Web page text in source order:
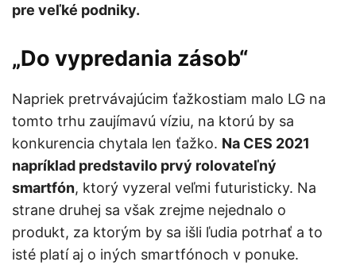
pre veľké podniky.
„Do vypredania zásob“
Napriek pretrvávajúcim ťažkostiam malo LG na
tomto trhu zaujímavú víziu, na ktorú by sa
konkurencia chytala len ťažko. Na CES 2021
napríklad predstavilo prvý rolovateľný
smartfón, ktorý vyzeral veľmi futuristicky. Na
strane druhej sa však zrejme nejednalo o
produkt, za ktorým by sa išli ľudia potrhať a to
isté platí aj o iných smartfónoch v ponuke.